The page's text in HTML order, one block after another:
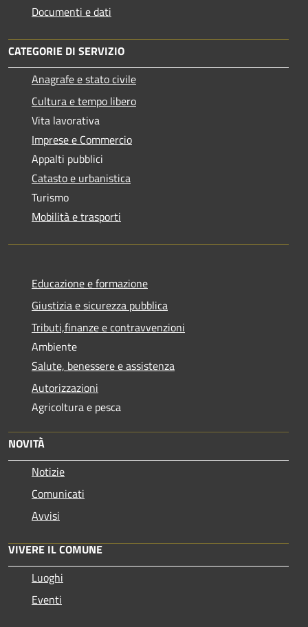
Documenti e dati
CATEGORIE DI SERVIZIO
Anagrafe e stato civile
Cultura e tempo libero
Vita lavorativa
Imprese e Commercio
Appalti pubblici
Catasto e urbanistica
Turismo
Mobilità e trasporti
Educazione e formazione
Giustizia e sicurezza pubblica
Tributi,finanze e contravvenzioni
Ambiente
Salute, benessere e assistenza
Autorizzazioni
Agricoltura e pesca
NOVITÀ
Notizie
Comunicati
Avvisi
VIVERE IL COMUNE
Luoghi
Eventi